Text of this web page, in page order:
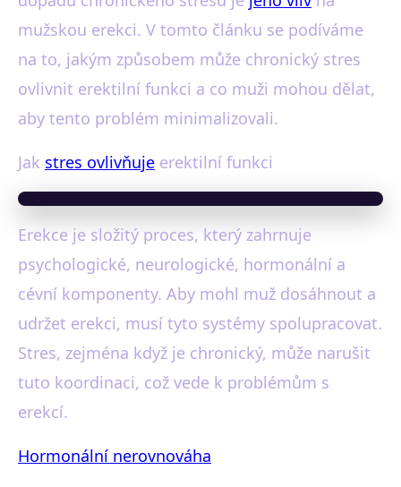
mužskou erekci. V tomto článku se podíváme
na to, jakým způsobem může chronický stres
ovlivnit erektilní funkci a co muži mohou dělat,
aby tento problém minimalizovali.
Jak stres ovlivňuje erektilní funkci
Erekce je složitý proces, který zahrnuje
psychologické, neurologické, hormonální a
cévní komponenty. Aby mohl muž dosáhnout a
udržet erekci, musí tyto systémy spolupracovat.
Stres, zejména když je chronický, může narušit
tuto koordinaci, což vede k problémům s
erekcí.
Hormonální nerovnováha